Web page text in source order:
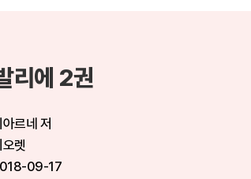
리에 2권
아르네 저
렛
09-17